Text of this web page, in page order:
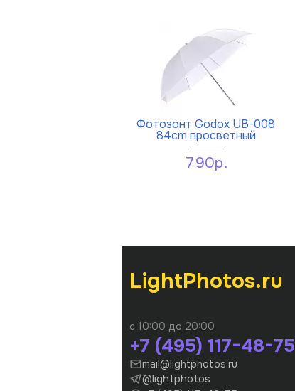
Фотозонт Godox UB-008
84cm просветный
790р.
LightPhotos.ru
с 10:00 до 20:00
+7 (495) 117-48-75
mail@lightphotos.ru
@lightphotos